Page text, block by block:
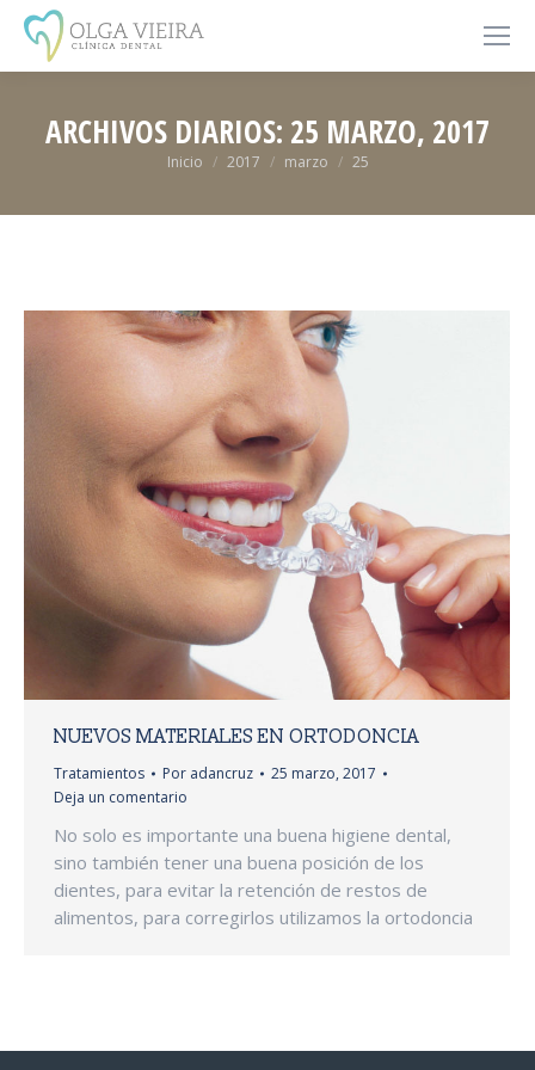
ARCHIVOS DIARIOS: 25 MARZO, 2017
Estás aquí:
Inicio 2017 marzo 25
NUEVOS MATERIALES EN ORTODONCIA
Tratamientos Por adancruz
25 marzo, 2017
Deja un comentario
No solo es importante una buena higiene dental,
sino también tener una buena posición de los
dientes, para evitar la retención de restos de
alimentos, para corregirlos utilizamos la ortodoncia